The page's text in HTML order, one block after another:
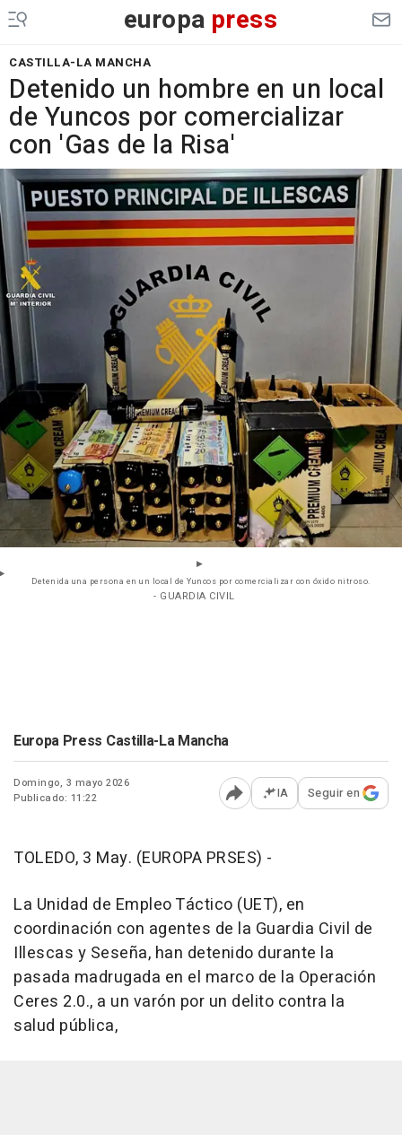
europa press
CASTILLA-LA MANCHA
Detenido un hombre en un local
de Yuncos por comercializar
con 'Gas de la Risa'
Detenida una persona en un local de Yuncos por comercializar con óxido nitroso.
- GUARDIA CIVIL
Europa Press Castilla-La Mancha
Domingo, 3 mayo 2026
Publicado: 11:22
Abrir opciones para
IA Seguir en
TOLEDO, 3 May. (EUROPA PRSES) -
La Unidad de Empleo Táctico (UET), en
coordinación con agentes de la Guardia Civil de
Illescas y Seseña, han detenido durante la
pasada madrugada en el marco de la Operación
Ceres 2.0., a un varón por un delito contra la
salud pública,